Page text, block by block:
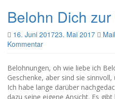
Belohn Dich
16. Juni 201723. Mai 2017
Kommentar
Belohnungen, oh wie liebe ich
Geschenke, aber sind sie
Ich habe lange darüber
dazu seine eigene Ansicht. Es